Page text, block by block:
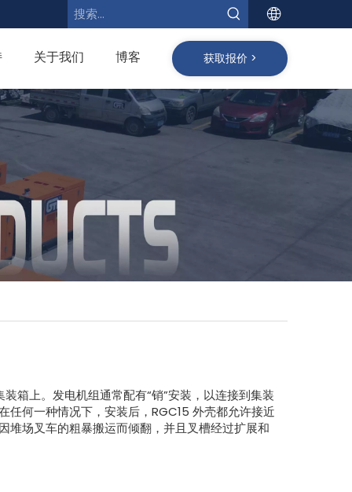
关于我们 博客 获取报价 >
箱上。发电机组通常配有“销”安装，以连接到集装
何一种情况下，安装后，RGC15 外壳都允许接近
堆场叉车的粗暴搬运而倾翻，并且叉槽经过扩展和